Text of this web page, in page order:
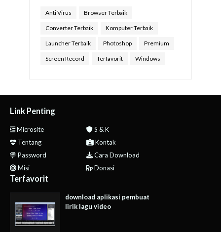
Anti Virus Browser Terbaik
Converter Terbaik Komputer Terbaik
Launcher Terbaik Photoshop Premium
Screen Record Terfavorit Windows
Link Penting
Microsite
S & K
Tentang
Kontak
Password
Cara Download
Misi
Donasi
Terfavorit
download aplikasi pembuat
lirik lagu video